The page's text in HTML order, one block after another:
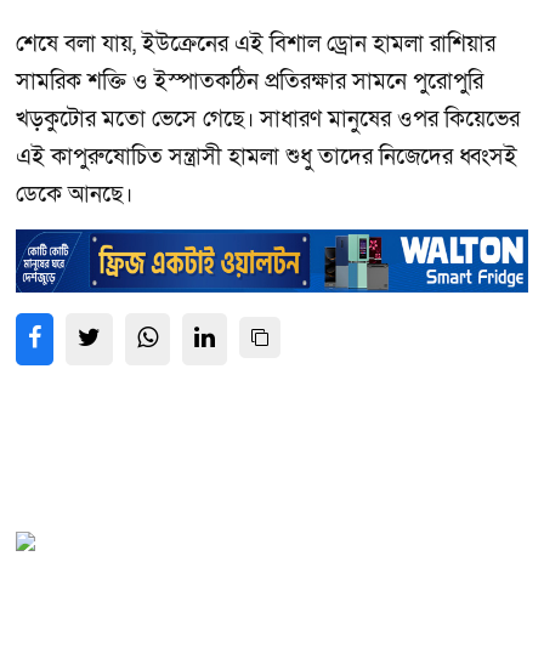
শেষে বলা যায়, ইউক্রেনের এই বিশাল ড্রোন হামলা রাশিয়ার
সামরিক শক্তি ও ইস্পাতকঠিন প্রতিরক্ষার সামনে পুরোপুরি
খড়কুটোর মতো ভেসে গেছে। সাধারণ মানুষের ওপর কিয়েভের
এই কাপুরুষোচিত সন্ত্রাসী হামলা শুধু তাদের নিজেদের ধ্বংসই
ডেকে আনছে।